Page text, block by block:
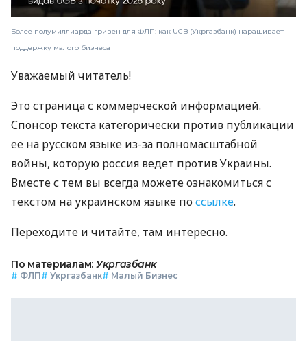
Более полумиллиарда гривен для ФЛП: как UGB (Укргазбанк) наращивает
поддержку малого бизнеса
Уважаемый читатель!
Это страница с коммерческой информацией.
Спонсор текста категорически против публикации
ее на русском языке из-за полномасштабной
войны, которую россия ведет против Украины.
Вместе с тем вы всегда можете ознакомиться с
текстом на украинском языке поссылке.
Переходите и читайте, там интересно.
По материалам: Укргазбанк
# ФЛП# Укргазбанк# Малый Бизнес